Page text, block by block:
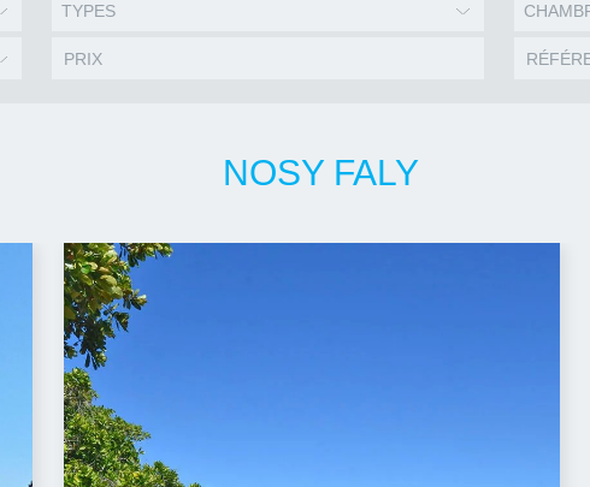
TYPES
NOSY FALY